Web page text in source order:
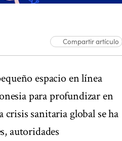
Compartir artículo
espacio en línea
para profundizar en
sanitaria global se ha
autoridades